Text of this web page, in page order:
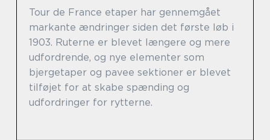
Tour de France etaper har gennemgået
markante ændringer siden det første løb i
1903. Ruterne er blevet længere og mere
udfordrende, og nye elementer som
bjergetaper og pavee sektioner er blevet
tilføjet for at skabe spænding og
udfordringer for rytterne.